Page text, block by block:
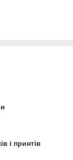
і принтів